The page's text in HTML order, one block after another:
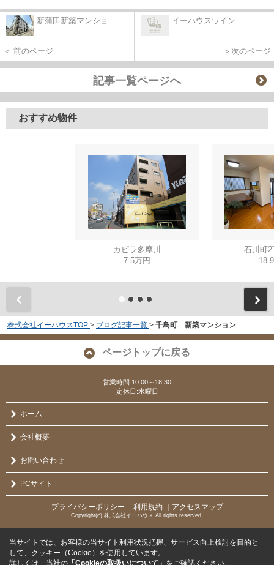
新蒲田新築マンショ...
＜ 前のページ
イーハウスワイン ...
＞次のページ
記事一覧ページへ
おすすめ物件
カピラ多摩川
7.5万円
石川町
株式会社イーハウスTOP > ブログ記事一覧 > 千鳥町 新築マンション
ページトップに戻る
営業時間:10:00～18:30
定休日:水曜日
ホーム
会社概要
お問い合わせ
PCサイト
プライバシーポリシー ｜ 利用規約 ｜アクセスマップ
Copyright(c) 株式会社イーハウス All rights reserved.
当サイトでは、お客様の当サイト利用状況把握、サービス向上検討を目的と
して、クッキー（Cookie）を使用しています。
詳しくは、当社の 「Cookieの取扱いについて」 をご確認ください。